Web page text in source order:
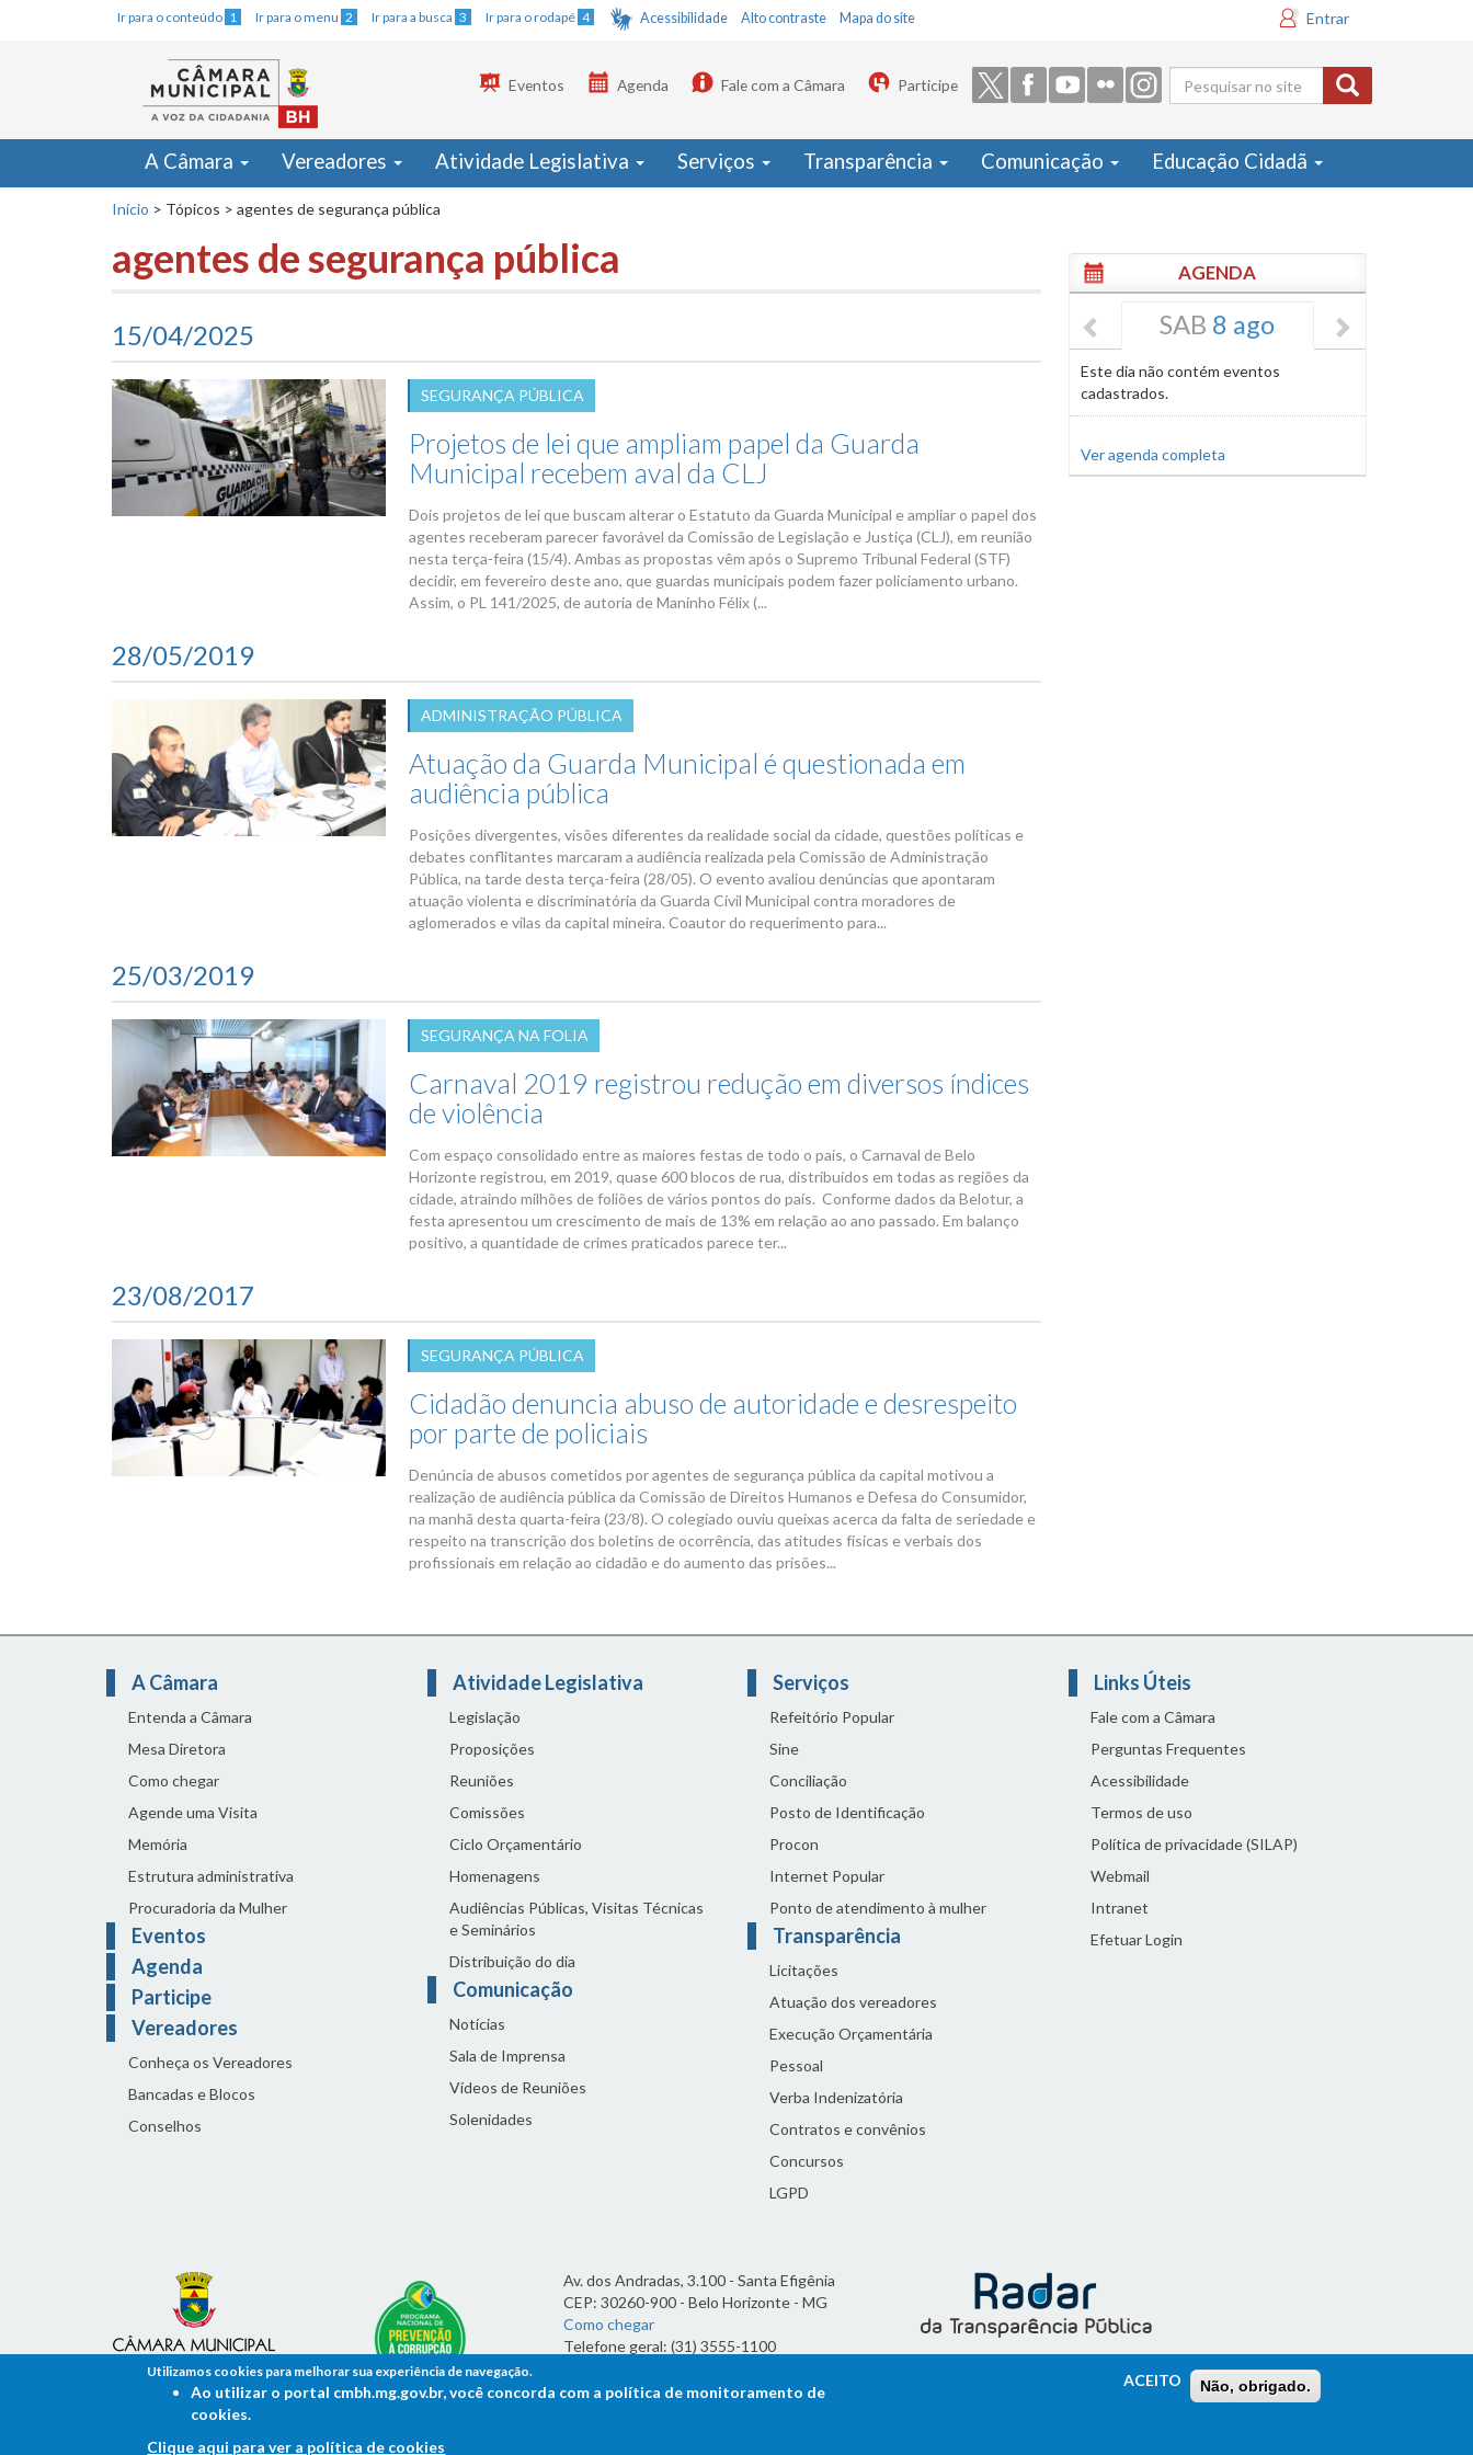
Ir para o conteúdo 1 Ir para o menu 2 Ir para a busca 3 Ir para o rodapé 4 Acessibilidade Alto contraste Mapa do site Entrar
Formulário
de busca
Eventos Agenda Fale com a Câmara Participe
A Câmara Vereadores Atividade Legislativa Serviços Transparência Comunicação Educação Cidadã
Início > Tópicos > agentes de segurança pública
agentes de segurança pública
15/04/2025
SEGURANÇA PÚBLICA
Projetos de lei que ampliam papel da Guarda
Municipal recebem aval da CLJ
Dois projetos de lei que buscam alterar o Estatuto da Guarda Municipal e ampliar o papel dos
agentes receberam parecer favorável da Comissão de Legislação e Justiça (CLJ), em reunião
nesta terça-feira (15/4). Ambas as propostas vêm após o Supremo Tribunal Federal (STF)
decidir, em fevereiro deste ano, que guardas municipais podem fazer policiamento urbano.
Assim, o PL 141/2025, de autoria de Maninho Félix (...
28/05/2019
ADMINISTRAÇÃO PÚBLICA
Atuação da Guarda Municipal é questionada em
audiência pública
Posições divergentes, visões diferentes da realidade social da cidade, questões políticas e
debates conflitantes marcaram a audiência realizada pela Comissão de Administração
Pública, na tarde desta terça-feira (28/05). O evento avaliou denúncias que apontaram
atuação violenta e discriminatória da Guarda Civil Municipal contra moradores de
aglomerados e vilas da capital mineira. Coautor do requerimento para...
25/03/2019
SEGURANÇA NA FOLIA
Carnaval 2019 registrou redução em diversos índices
de violência
Com espaço consolidado entre as maiores festas de todo o país, o Carnaval de Belo
Horizonte registrou, em 2019, quase 600 blocos de rua, distribuídos em todas as regiões da
cidade, atraindo milhões de foliões de vários pontos do país. Conforme dados da Belotur, a
festa apresentou um crescimento de mais de 13% em relação ao ano passado. Em balanço
positivo, a quantidade de crimes praticados parece ter...
23/08/2017
SEGURANÇA PÚBLICA
Cidadão denuncia abuso de autoridade e desrespeito
por parte de policiais
Denúncia de abusos cometidos por agentes de segurança pública da capital motivou a
realização de audiência pública da Comissão de Direitos Humanos e Defesa do Consumidor,
na manhã desta quarta-feira (23/8). O colegiado ouviu queixas acerca da falta de seriedade e
respeito na transcrição dos boletins de ocorrência, das atitudes físicas e verbais dos
profissionais em relação ao cidadão e do aumento das prisões...
AGENDA
SAB 8 ago
Este dia não contém eventos
cadastrados.
Ver agenda completa
A Câmara
Entenda a Câmara
Mesa Diretora
Como chegar
Agende uma Visita
Memória
Estrutura administrativa
Procuradoria da Mulher
Eventos
Agenda
Participe
Vereadores
Conheça os Vereadores
Bancadas e Blocos
Conselhos
Atividade Legislativa
Legislação
Proposições
Reuniões
Comissões
Ciclo Orçamentário
Homenagens
Audiências Públicas, Visitas Técnicas
e Seminários
Distribuição do dia
Comunicação
Notícias
Sala de Imprensa
Vídeos de Reuniões
Solenidades
Serviços
Refeitório Popular
Sine
Conciliação
Posto de Identificação
Procon
Internet Popular
Ponto de atendimento à mulher
Transparência
Licitações
Atuação dos vereadores
Execução Orçamentária
Pessoal
Verba Indenizatória
Contratos e convênios
Concursos
LGPD
Links Úteis
Fale com a Câmara
Perguntas Frequentes
Acessibilidade
Termos de uso
Política de privacidade (SILAP)
Webmail
Intranet
Efetuar Login
Av. dos Andradas, 3.100 - Santa Efigênia
CEP: 30260-900 - Belo Horizonte - MG
Como chegar
Telefone geral: (31) 3555-1100
7h às 19h
Utilizamos cookies para melhorar sua experiência de navegação.
Ao utilizar o portal cmbh.mg.gov.br, você concorda com a política de monitoramento de
cookies.
Clique aqui para ver a política de cookies
ACEITO Não, obrigado.